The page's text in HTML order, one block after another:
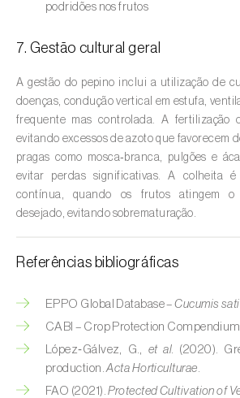
Cedro (Cedrus spp.
Cenoura ( Daucus carota)
Centeio ( Secale cereale)
Cerejeira (Prunus avium L.)
Cevada (Hordeum vulgare)
Chicória ( Cichorium spp.
Citrinos (Citrus spp.)
Colza (Brassica napus)
Coqueiro (
podridões nos frutos
7. Gestão cultural geral
A gestão do pepino inclui a utilização de
doenças, condução vertical em estufa,
frequente mas controlada. A fertilização
evitando excessos de azoto que favorecem
pragas como mosca‑branca, pulgões e
evitar perdas significativas. A colheita
contínua, quando os frutos atingem o
desejado, evitando sobrematuração.
Referências bibliográficas
EPPO Global Database –Cucumis
CABI – Crop Protection
López‑Gálvez, G., et al.
(2020).
production.Acta Horticulturae
FAO (2021).Protected Cultivation of